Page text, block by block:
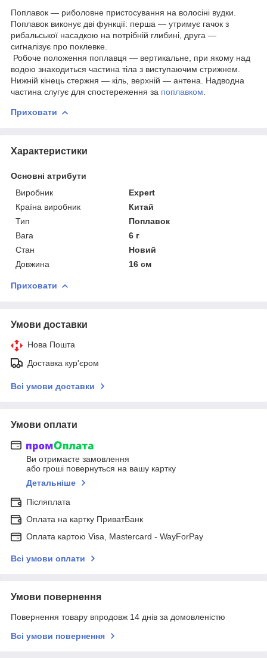
Поплавок — риболовне пристосування на волосіні вудки.
Поплавок виконує дві функції: перша — утримує гачок з
рибальської насадкою на потрібній глибині, друга —
сигналізує про поклевке.
Робоче положення поплавця — вертикальне, при якому над
водою знаходиться частина тіла з виступаючим стрижнем.
Нижній кінець стержня — кіль, верхній — антена. Надводна
частина слугує для спостереження за поплавком
Приховати
Характеристики
Основні атрибути
Виробник
Expert
Країна виробник
Китай
Тип
Поплавок
Вага
6 г
Стан
Новий
Довжина
16 см
Приховати
Умови доставки
Нова Пошта
Доставка кур'єром
Всі умови доставки
Умови оплати
Ви отримаєте замовлення
або гроші повернуться на вашу картку
Детальніше
Післяплата
Оплата на картку ПриватБанк
Оплата картою Visa, Mastercard - WayForPay
Всі умови оплати
Умови повернення
Повернення товару впродовж 14 днів за домовленістю
Всі умови повернення